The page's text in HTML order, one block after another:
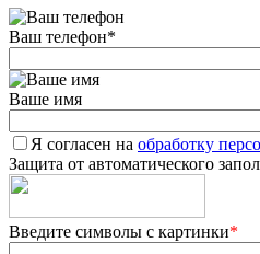
Ваш телефон*
Ваше имя
Я согласен на обработку
Защита от автоматического
Введите символы с картинки*
Оплачивайте сегодня
25% картой любого
Получайте товар
выбранный способом
Оставшиеся75%